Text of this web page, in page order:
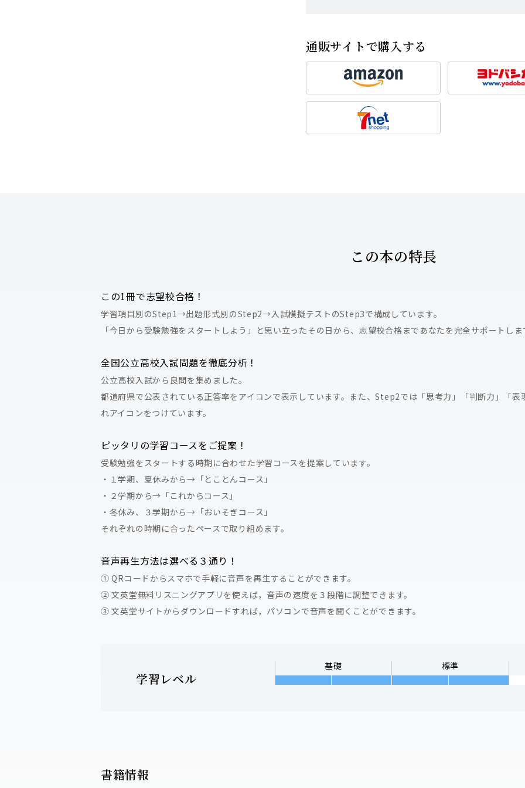
通販サイトで購入する
この本の特長
この1冊で志望校合格！
学習項目別のStep1→出題形式別のStep2→入試模擬テストのStep3で構成しています。
「今日から受験勉強をスタートしよう」と思い立ったその日から、志望校合格まであなたを完全サポートしま
全国公立高校入試問題を徹底分析！
公立高校入試から良問を集めました。
都道府県で公表されている正答率をアイコンで表示しています。また、Step2では「思考力」「判断力」「
れアイコンをつけています。
ピッタリの学習コースをご提案！
受験勉強をスタートする時期に合わせた学習コースを提案しています。
・１学期、夏休みから→「とことんコース」
・２学期から→「これからコース」
・冬休み、３学期から→「おいそぎコース」
それぞれの時期に合ったペースで取り組めます。
音声再生方法は選べる３通り！
① QRコードからスマホで手軽に音声を再生することができます。
② 文英堂無料リスニングアプリを使えば，音声の速度を３段階に調整できます。
③ 文英堂サイトからダウンロードすれば，パソコンで音声を聞くことができます。
学習レベル
基礎 標準
書籍情報